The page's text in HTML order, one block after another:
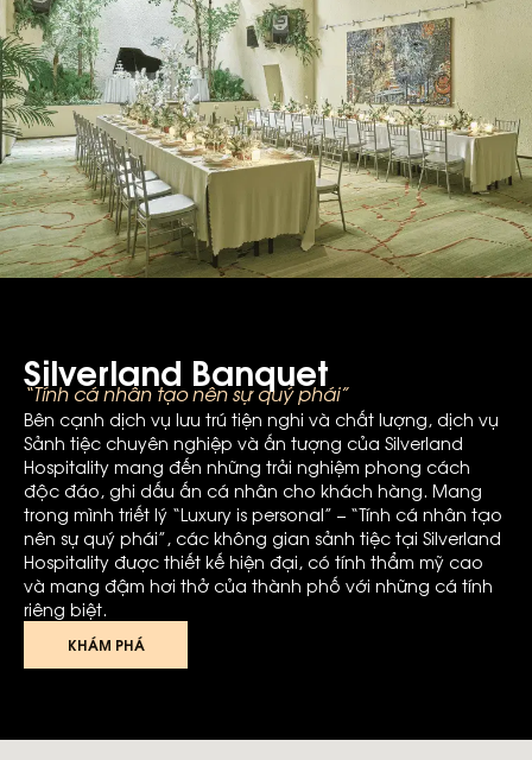
Silverland Banquet
“Tính cá nhân tạo nên sự quý phái”
Bên cạnh dịch vụ lưu trú tiện nghi và chất lượng, dịch vụ
Sảnh tiệc chuyên nghiệp và ấn tượng của Silverland
Hospitality mang đến những trải nghiệm phong cách
độc đáo, ghi dấu ấn cá nhân cho khách hàng. Mang
trong mình triết lý “Luxury is personal” – “Tính cá nhân tạo
nên sự quý phái”, các không gian sảnh tiệc tại Silverland
Hospitality được thiết kế hiện đại, có tính thẩm mỹ cao
và mang đậm hơi thở của thành phố với những cá tính
riêng biệt.
KHÁM PHÁ